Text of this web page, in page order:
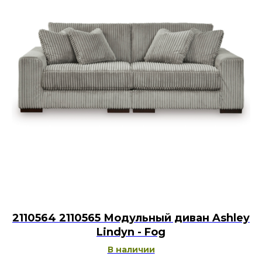
2110564 2110565 Модульный диван Ashley
Lindyn - Fog
В наличии